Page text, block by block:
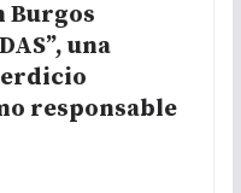
Burgos
una
responsable